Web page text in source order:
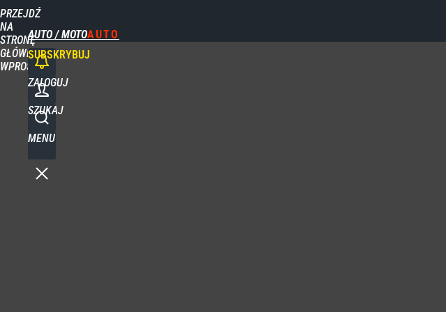
PRZEJDŹ
NA
STRONĘ
GŁÓWNĄ
WPROST.PL
AUTO / MOTO
SUBSKRYBUJ
ZALOGUJ
SZUKAJ
MENU